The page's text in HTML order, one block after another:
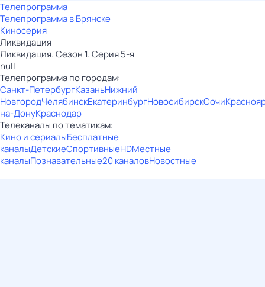
Телепрограмма
Телепрограмма в Брянске
Киносерия
Ликвидация
Ликвидация. Сезон 1. Серия 5-я
null
Телепрограмма по городам:
Санкт-ПетербургКазаньНижний
НовгородЧелябинскЕкатеринбургНовосибирскСочи
на-ДонуКраснодар
Телеканалы по тематикам:
Кино и сериалыБесплатные
каналыДетскиеСпортивныеHDМестные
каналыПознавательные20 каналовНовостные